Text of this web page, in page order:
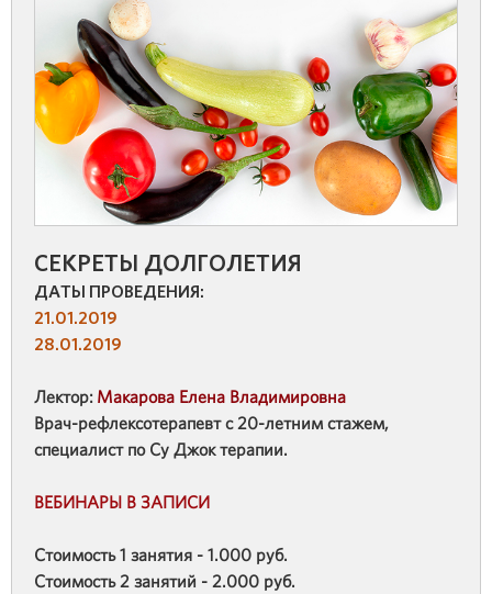
СЕКРЕТЫ ДОЛГОЛЕТИЯ
ДАТЫ ПРОВЕДЕНИЯ:
21.01.2019
28.01.2019
Лектор: Макарова Елена Владимировна
Врач-рефлексотерапевт с 20-летним стажем,
специалист по Су Джок терапии.
ВЕБИНАРЫ В ЗАПИСИ
Стоимость 1 занятия - 1.000 руб.
Стоимость 2 занятий - 2.000 руб.